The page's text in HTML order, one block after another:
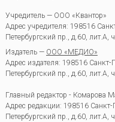
Учредитель — ООО «Квантор»
Адрес учредителя: 198516
Петербургский пр., д.60, лит.А,
Издатель — ООО «МЕДИО»
Адрес издателя: 198516 Санкт-
Петербургский пр., д.60, лит.А,
Главный редактор - Комарова
Адрес редакции: 198516 Санкт-
Петербургский пр., д.60, лит.А,